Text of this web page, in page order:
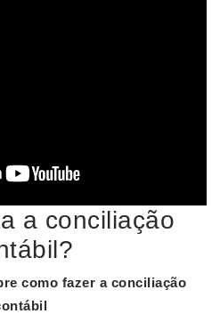
a conciliação
como fazer a conciliação